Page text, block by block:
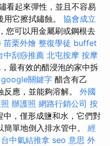
看起來彈性，並且不容易
它擦拭鏽蝕。 協會成立
您可以用金屬刷或鋼根去
苗栗外燴 整復學徒 buffet
中刮痧推薦 北屯按摩 按摩
最有效的醋浸泡的家中拆
google關鍵字 醋含有乙
應，並能夠溶解。 外國
辦護照 網路行銷公司 按
中，僅形成鹽和水，它們對
單地倒入排水管中。 經
台中氣結推拿 seo 意思 外